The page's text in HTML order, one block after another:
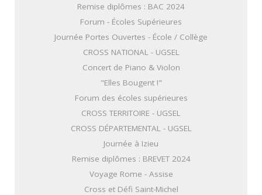
Remise diplômes : BAC 2024
Forum - Écoles Supérieures
Journée Portes Ouvertes - École / Collège
CROSS NATIONAL - UGSEL
Concert de Piano & Violon
"Elles Bougent !"
Forum des écoles supérieures
CROSS TERRITOIRE - UGSEL
CROSS DÉPARTEMENTAL - UGSEL
Journée à Izieu
Remise diplômes : BREVET 2024
Voyage Rome - Assise
Cross et Défi Saint-Michel